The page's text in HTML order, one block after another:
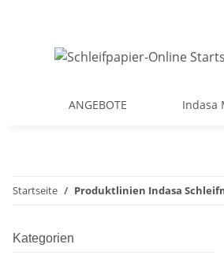
ANGEBOTE Indasa
Startseite Produktlinien Indasa
Kategorien